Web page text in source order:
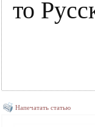
то
Напечатать статью